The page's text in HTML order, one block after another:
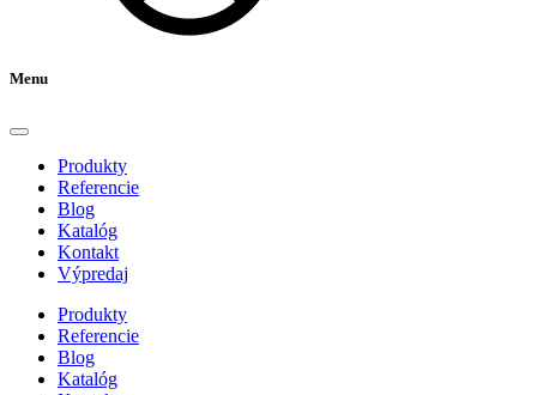
Menu
Produkty
Referencie
Blog
Katalóg
Kontakt
Výpredaj
Produkty
Referencie
Blog
Katalóg